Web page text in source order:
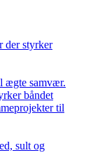
der styrker
ægte samvær.
båndet
til
sult og